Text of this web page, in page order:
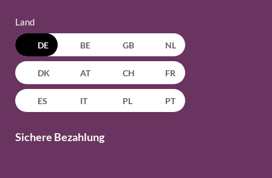
Land
DE BE GB NL
DK AT CH FR
ES IT PL PT
Sichere Bezahlung